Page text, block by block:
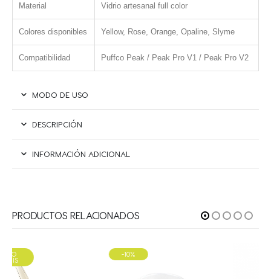
Material Vidrio artesanal full color
Colores disponibles Yellow, Rose, Orange, Opaline, Slyme
Compatibilidad Puffco Peak / Peak Pro V1 / Peak Pro V2
MODO DE USO
DESCRIPCIÓN
INFORMACIÓN ADICIONAL
PRODUCTOS RELACIONADOS
-10%